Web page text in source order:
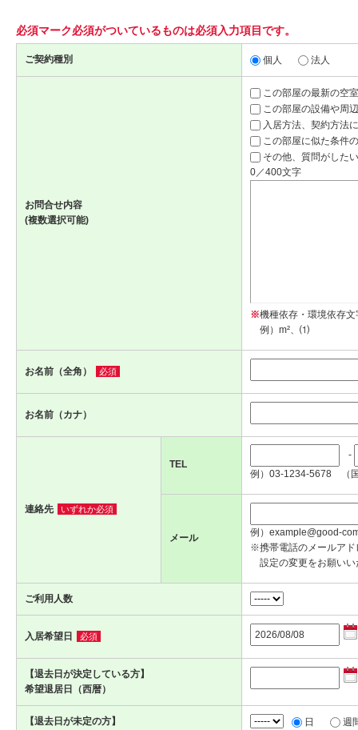
必須マーク必須がついているものは必須入力項目です。
ご契約種別 個人 法人
お問合せ内容
(複数選択可能)
この部屋の最新の空
この部屋の設備や周
入居方法、契約方法
この部屋に似た条件
その他、質問がした
0／400文字
※機種依存・環境依存
例）m²、⑴
お名前（全角） 必須
お名前（カナ）
連絡先 いずれか必須
TEL
-
例）03-1234-5678 （
メール
例）example@good-
※携帯電話のメールアド
設定の変更をお願いい
ご利用人数
入居希望日 必須
【退去日が決定している方】
希望退居日（西暦）
【退去日が未定の方】
日
週